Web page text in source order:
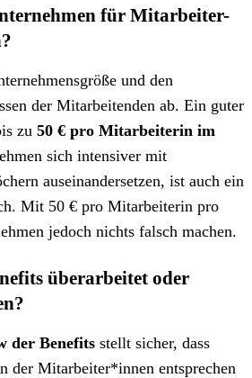
für Mitarbeiter-
und den
der Mitarbeitenden ab. Ein guter
zu 50 € pro Mitarbeiterin im
sich intensiver mit
auseinandersetzen, ist auch ein
Mit 50 € pro Mitarbeiterin pro
jedoch nichts falsch machen.
überarbeitet oder
der Benefits stellt sicher, dass
der Mitarbeiter*innen entsprechen